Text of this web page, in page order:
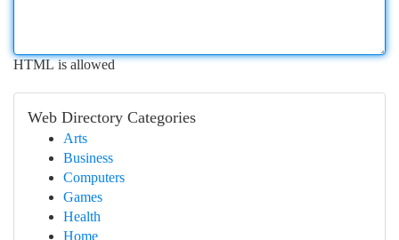
HTML is allowed
Web Directory Categories
Arts
Business
Computers
Games
Health
Home